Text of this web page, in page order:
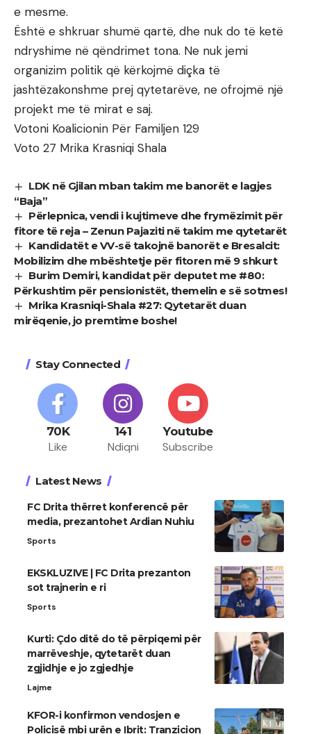
e mesme.
Është e shkruar shumë qartë, dhe nuk do të ketë
ndryshime në qëndrimet tona. Ne nuk jemi
organizim politik që kërkojmë diçka të
jashtëzakonshme prej qytetarëve, ne ofrojmë një
projekt me të mirat e saj.
Votoni Koalicionin Për Familjen 129
Voto 27 Mrika Krasniqi Shala
LDK në Gjilan mban takim me banorët e lagjes
“Baja”
Përlepnica, vendi i kujtimeve dhe frymëzimit për
fitore të reja – Zenun Pajaziti në takim me qytetarët
Kandidatët e VV-së takojnë banorët e Bresalcit:
Mobilizim dhe mbështetje për fitoren më 9 shkurt
Burim Demiri, kandidat për deputet me #80:
Përkushtim për pensionistët, themelin e së sotmes!
Mrika Krasniqi-Shala #27: Qytetarët duan
mirëqenie, jo premtime boshe!
Stay Connected
70K
Like
141
Ndiqni
Youtube
Subscribe
Latest News
FC Drita thërret konferencë për
media, prezantohet Ardian Nuhiu
Sports
EKSKLUZIVE | FC Drita prezanton
sot trajnerin e ri
Sports
Kurti: Çdo ditë do të përpiqemi për
marrëveshje, qytetarët duan
zgjidhje e jo zgjedhje
Lajme
KFOR-i konfirmon vendosjen e
Policisë mbi urën e Ibrit: Tranzicion